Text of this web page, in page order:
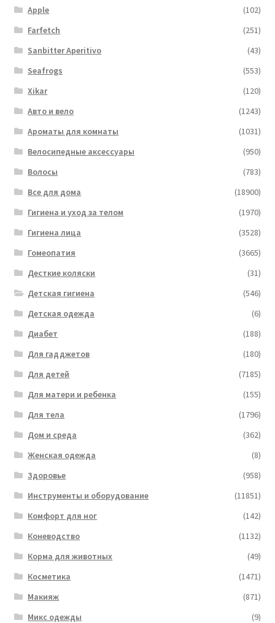
Apple
(102)
Farfetch
(251)
Sanbitter Aperitivo
(43)
Seafrogs
(553)
Xikar
(120)
Авто и вело
(1243)
Ароматы для комнаты
(1031)
Велосипедные аксессуары
(950)
Волосы
(783)
Все для дома
(18900)
Гигиена и уход за телом
(1970)
Гигиена лица
(3528)
Гомеопатия
(3665)
Десткие коляски
(31)
Детская гигиена
(546)
Детская одежда
(6)
Диабет
(188)
Для гадджетов
(180)
Для детей
(7185)
Для матери и ребенка
(155)
Для тела
(1796)
Дом и среда
(362)
Женская одежда
(8)
Здоровье
(958)
Инструменты и оборудование
(11851)
Комфорт для ног
(142)
Коневодство
(1132)
Корма для животных
(49)
Косметика
(1471)
Макияж
(871)
Микс одежды
(9)